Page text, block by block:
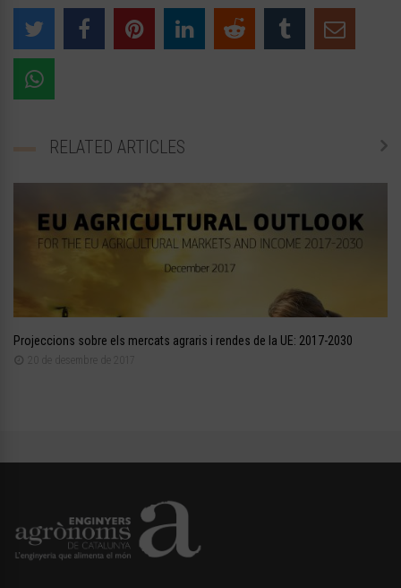
RELATED ARTICLES
Projeccions sobre els mercats agraris i rendes de la UE: 2017-2030
20 de desembre de 2017